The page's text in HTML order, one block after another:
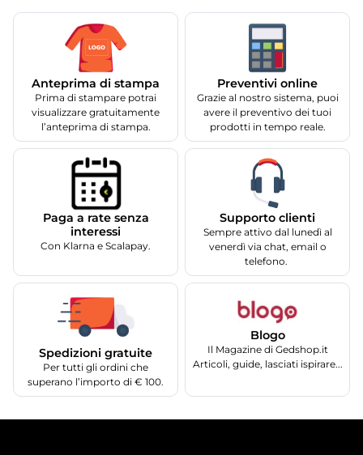
Anteprima di stampa
Prima di stampare potrai
visualizzare gratuitamente
l’anteprima di stampa.
Preventivi online
Grazie al nostro sistema, puoi
avere il preventivo dei tuoi
prodotti in tempo reale.
Paga a rate senza
interessi
Con Klarna e Scalapay.
Supporto clienti
Sempre attivo dal lunedì al
venerdì via chat, email o
telefono.
Spedizioni gratuite
Per tutti gli ordini che
superano l’importo di € 100.
Blogo
Il Magazine di Gedshop.it
Articoli, guide, lasciati ispirare...